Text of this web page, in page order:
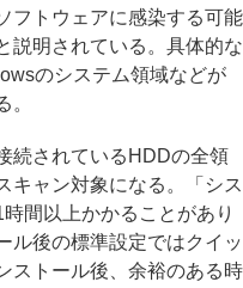
フトウェアに感染する可能
説明されている。具体的な
のシステム領域などが
。
続されているHDDの全領
キャン対象になる。「シス
間以上かかることがあり
ル後の標準設定ではクイッ
ストール後、余裕のある時